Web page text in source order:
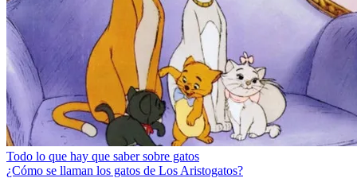
Todo lo que hay que saber sobre gatos
¿Cómo se llaman los gatos de Los Aristogatos?